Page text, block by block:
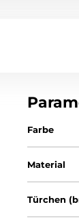
Farbe
Material
Türchen